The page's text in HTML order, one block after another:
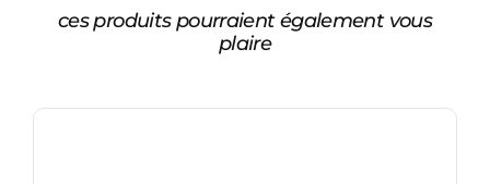
ces produits pourraient également vous
plaire